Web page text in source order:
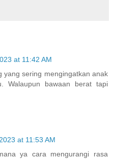
at 11:42 AM
yang sering mengingatkan anak
Walaupun bawaan berat tapi
at 11:53 AM
ya cara mengurangi rasa